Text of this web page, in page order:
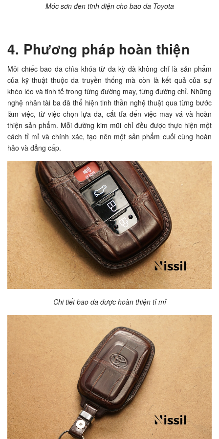
Móc sơn đen tĩnh điện cho bao da Toyota
4. Phương pháp hoàn thiện
Mỗi chiếc bao da chìa khóa từ da kỳ đà không chỉ là sản phẩm
của kỹ thuật thuộc da truyền thống mà còn là kết quả của sự
khéo léo và tinh tế trong từng đường may, từng đường chỉ. Những
nghệ nhân tài ba đã thể hiện tinh thần nghệ thuật qua từng bước
làm việc, từ việc chọn lựa da, cắt tỉa đến việc may vá và hoàn
thiện sản phẩm. Mỗi đường kim mũi chỉ đều được thực hiện một
cách tỉ mỉ và chính xác, tạo nên một sản phẩm cuối cùng hoàn
hảo và đẳng cấp.
Chi tiết bao da được hoàn thiện tỉ mỉ